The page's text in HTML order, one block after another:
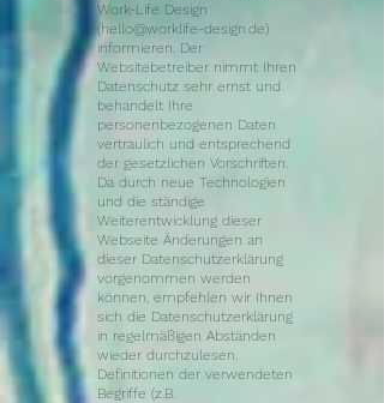
Work-Life Design
(hello@worklife-design.de)
informieren. Der
Websitebetreiber nimmt Ihren
Datenschutz sehr ernst und
behandelt Ihre
personenbezogenen Daten
vertraulich und entsprechend
der gesetzlichen Vorschriften.
Da durch neue Technologien
und die ständige
Weiterentwicklung dieser
Webseite Änderungen an
dieser Datenschutzerklärung
vorgenommen werden
können, empfehlen wir Ihnen
sich die Datenschutzerklärung
in regelmäßigen Abständen
wieder durchzulesen.
Definitionen der verwendeten
Begriffe (z.B.